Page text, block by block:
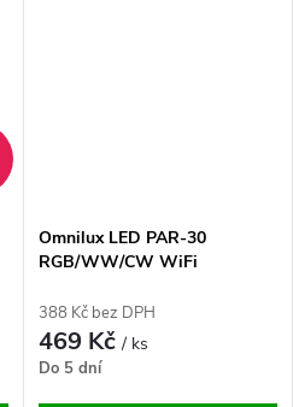
Omnilux LED PAR-30
RGB/WW/CW WiFi
388 Kč bez DPH
469 Kč/ ks
Do 5 dní